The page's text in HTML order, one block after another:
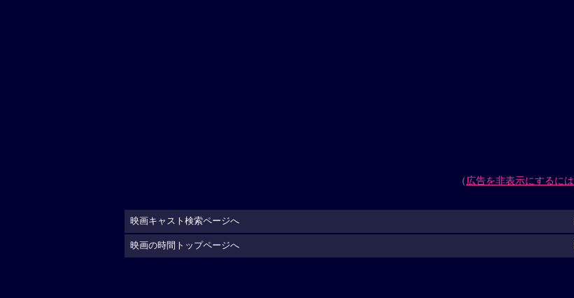
（広告を非表示にするには
映画キャスト検索ページへ
映画の時間トップページへ